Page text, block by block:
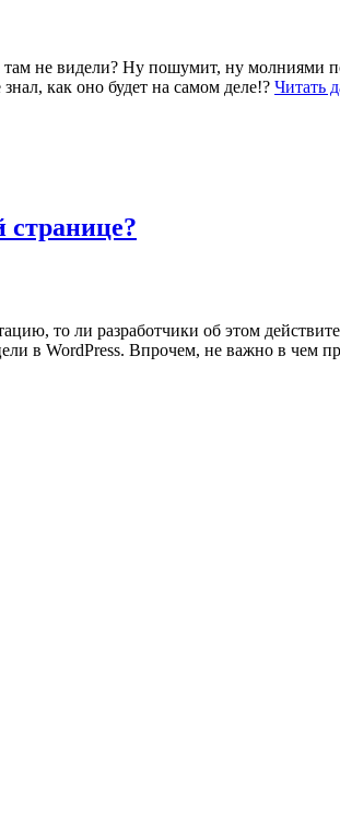
не видели? Ну пошумит, ну молниями
как оно будет на самом деле!? Читать
странице?
то ли разработчики об этом
в WordPress. Впрочем, не важно в чем